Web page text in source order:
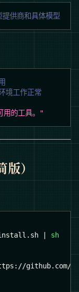
供商和具体模型
境工作正常
用的工具。"
）
sh
github.com/